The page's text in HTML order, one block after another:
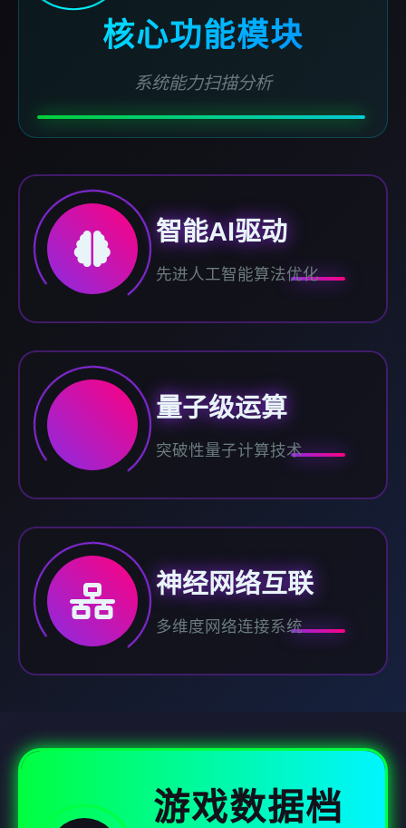
核心功能模块
系统能力扫描分析
智能AI驱动
先进人工智能算法优化
量子级运算
突破性量子计算技术
神经网络互联
多维度网络连接系统
游戏数据档